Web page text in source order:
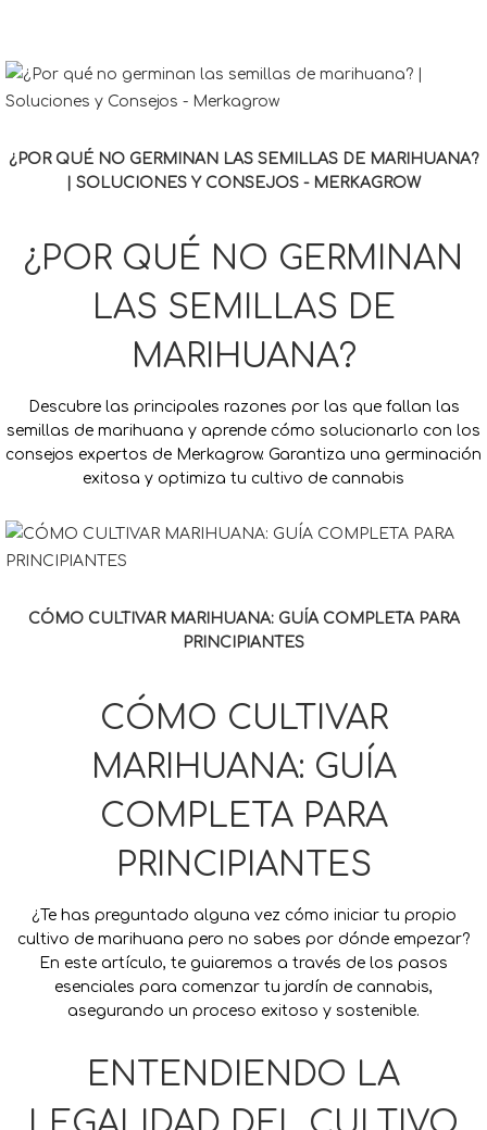
¿POR QUÉ NO GERMINAN LAS SEMILLAS DE MARIHUANA?
| SOLUCIONES Y CONSEJOS - MERKAGROW
¿POR QUÉ NO GERMINAN
LAS SEMILLAS DE
MARIHUANA?
Descubre las principales razones por las que fallan las
semillas de marihuana y aprende cómo solucionarlo con los
consejos expertos de Merkagrow. Garantiza una germinación
exitosa y optimiza tu cultivo de cannabis
CÓMO CULTIVAR MARIHUANA: GUÍA COMPLETA PARA
PRINCIPIANTES
CÓMO CULTIVAR
MARIHUANA: GUÍA
COMPLETA PARA
PRINCIPIANTES
¿Te has preguntado alguna vez cómo iniciar tu propio
cultivo de marihuana pero no sabes por dónde empezar?
En este artículo, te guiaremos a través de los pasos
esenciales para comenzar tu jardín de cannabis,
asegurando un proceso exitoso y sostenible.
ENTENDIENDO LA